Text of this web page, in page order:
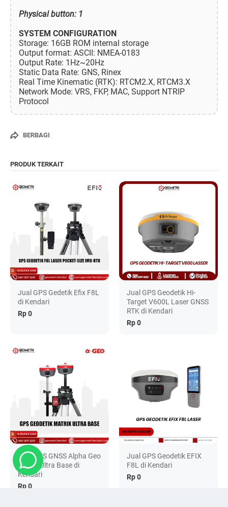
Physical button: 1
SYSTEM CONFIGURATION
Storage: 16GB ROM internal storage
Output format: ASCII: NMEA-0183
Output Rate: 1Hz~20Hz
Static Data Rate: GNS, Rinex
Real Time Kinematic (RTK): RTCM2.X, RTCM3.X
Network Mode: VRS, FKP, MAC, Support NTRIP
Protocol
BERBAGI
PRODUK TERKAIT
Jual GPS Gedetik Efix F8L
di Kendari
Rp 0
Jual GPS Geodetik Hi-
Target V600L Laser GNSS
RTK di Kendari
Rp 0
Jual GPS GNSS Alpha Geo
Matrix Ultra Base di
Kendari
Rp 0
Jual GPS Geodetik EFIX
F8L di Kendari
Rp 0